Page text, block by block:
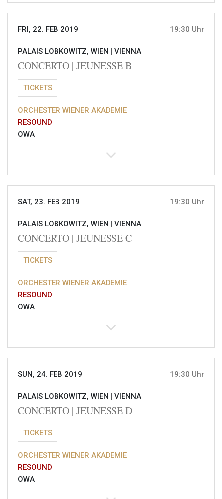
FRI, 22. FEB 2019 19:30 Uhr
PALAIS LOBKOWITZ, WIEN | VIENNA
CONCERTO | JEUNESSE B
TICKETS
ORCHESTER WIENER AKADEMIE
RESOUND
OWA
SAT, 23. FEB 2019 19:30 Uhr
PALAIS LOBKOWITZ, WIEN | VIENNA
CONCERTO | JEUNESSE C
TICKETS
ORCHESTER WIENER AKADEMIE
RESOUND
OWA
SUN, 24. FEB 2019 19:30 Uhr
PALAIS LOBKOWITZ, WIEN | VIENNA
CONCERTO | JEUNESSE D
TICKETS
ORCHESTER WIENER AKADEMIE
RESOUND
OWA